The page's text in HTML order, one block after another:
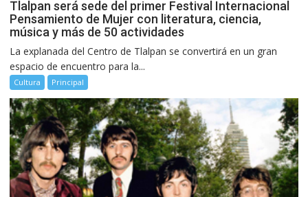
Tlalpan será sede del primer Festival Internacional
Pensamiento de Mujer con literatura, ciencia,
música y más de 50 actividades
La explanada del Centro de Tlalpan se convertirá en un gran
espacio de encuentro para la...
Cultura Principal